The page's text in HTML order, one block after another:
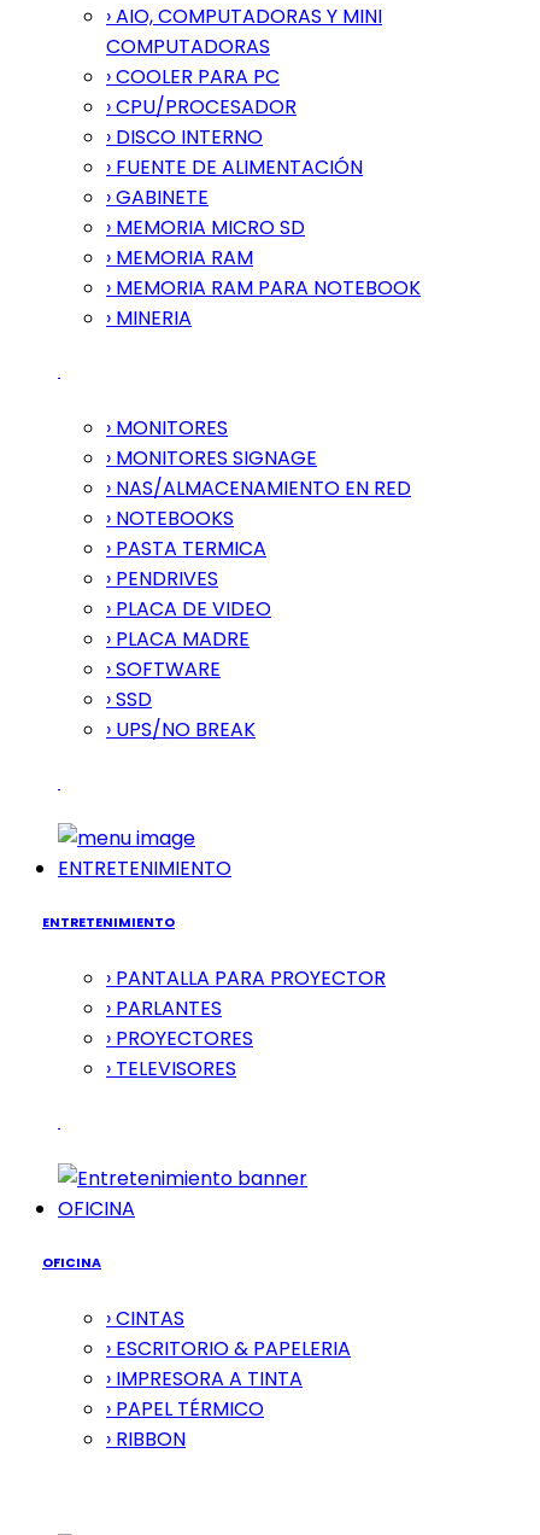
› AIO, COMPUTADORAS Y MINI
COMPUTADORAS
› COOLER PARA PC
› CPU/PROCESADOR
› DISCO INTERNO
› FUENTE DE ALIMENTACIÓN
› GABINETE
› MEMORIA MICRO SD
› MEMORIA RAM
› MEMORIA RAM PARA NOTEBOOK
› MINERIA
› MONITORES
› MONITORES SIGNAGE
› NAS/ALMACENAMIENTO EN RED
› NOTEBOOKS
› PASTA TERMICA
› PENDRIVES
› PLACA DE VIDEO
› PLACA MADRE
› SOFTWARE
› SSD
› UPS/NO BREAK
ENTRETENIMIENTO
ENTRETENIMIENTO
› PANTALLA PARA PROYECTOR
› PARLANTES
› PROYECTORES
› TELEVISORES
OFICINA
OFICINA
› CINTAS
› ESCRITORIO & PAPELERIA
› IMPRESORA A TINTA
› PAPEL TÉRMICO
› RIBBON